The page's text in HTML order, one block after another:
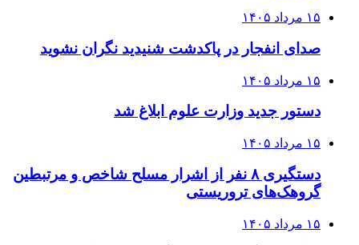
۱۵ مرداد ۱۴۰۵
صدای انفجار در پاکدشت شنیدید نگران نشوید
۱۵ مرداد ۱۴۰۵
دستور جدید وزارت علوم ابلاغ شد
۱۵ مرداد ۱۴۰۵
دستگیری ۸ نفر از اشرار مسلح شاخص و مرتبطین
گروهک‌های تروریستی
۱۵ مرداد ۱۴۰۵